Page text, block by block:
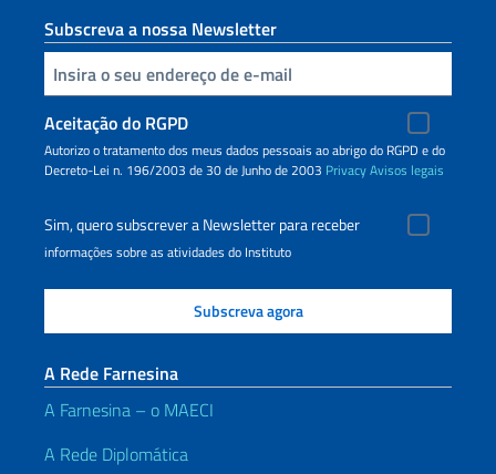
Subscreva a nossa Newsletter
Inserisci la tua email
Aceitação do RGPD
Autorizo o tratamento dos meus dados pessoais ao abrigo do RGPD e do
Decreto-Lei n. 196/2003 de 30 de Junho de 2003 PrivacyAvisos legais
Sim, quero subscrever a Newsletter para receber
informações sobre as atividades do Instituto
A Rede Farnesina
A Farnesina – o MAECI
A Rede Diplomática